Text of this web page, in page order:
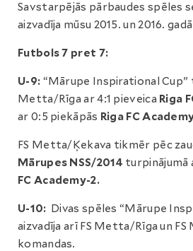
Savstarpējās pārbaudes spēles
aizvadīja mūsu 2015. un 2016.
Futbols 7 pret 7:
U-9: “Mārupe Inspirational Cup”
Metta/Rīga ar 4:1 pieveica Riga
ar 0:5 piekāpās Riga FC
FS Metta/Ķekava tikmēr pēc
Mārupes NSS/2014 turpinājumā
FC Academy-2.
U-10: Divas spēles “Mārupe
aizvadīja arī FS Metta/Rīga un
komandas.